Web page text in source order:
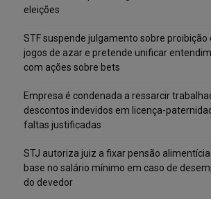
eleições
STF suspende julgamento sobre proibição
jogos de azar e pretende unificar
com ações sobre bets
Empresa é condenada a ressarcir
descontos indevidos em licença-
faltas justificadas
STJ autoriza juiz a fixar pensão
base no salário mínimo em caso de
do devedor